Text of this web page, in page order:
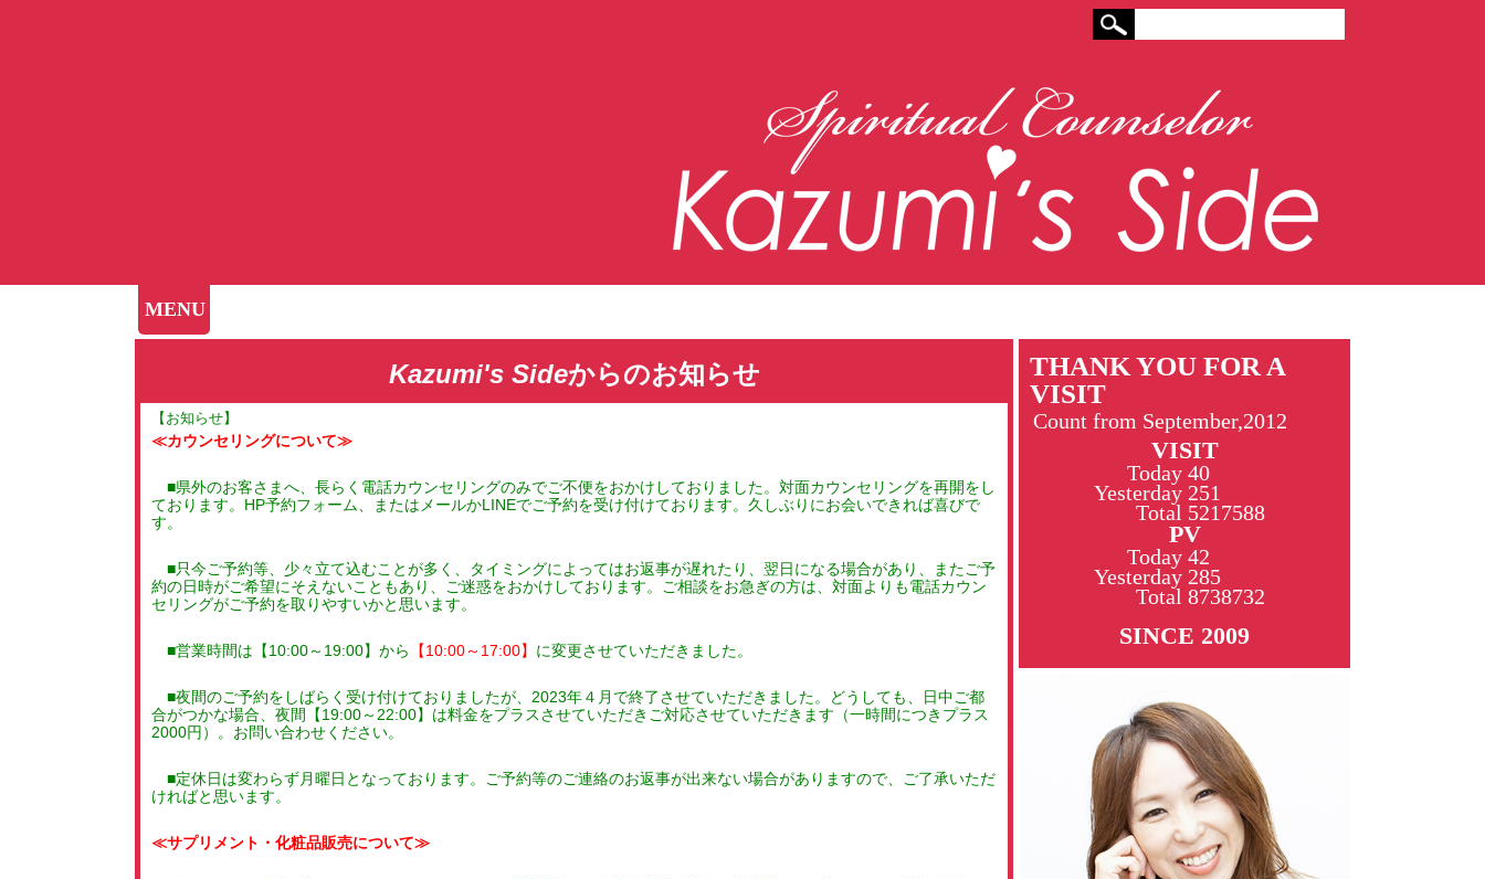
MENU
Kazumi's Sideからのお知らせ
【お知らせ】
≪カウンセリングについて≫
■県外のお客さまへ、長らく電話カウンセリングのみでご不便をおかけしておりました。対面カウンセリングを再開をし
ております。HP予約フォーム、またはメールかLINEでご予約を受け付けております。久しぶりにお会いできれば喜びで
す。
■只今ご予約等、少々立て込むことが多く、タイミングによってはお返事が遅れたり、翌日になる場合があり、またご予
約の日時がご希望にそえないこともあり、ご迷惑をおかけしております。ご相談をお急ぎの方は、対面よりも電話カウン
セリングがご予約を取りやすいかと思います。
■営業時間は【10:00～19:00】から 【10:00～17:00】 に変更させていただきました。
■夜間のご予約をしばらく受け付けておりましたが、2023年４月で終了させていただきました。どうしても、日中ご都
合がつかな場合、夜間【19:00～22:00】は料金をプラスさせていただきご対応させていただきます（一時間につきプラス
2000円）。お問い合わせください。
■定休日は変わらず月曜日となっております。ご予約等のご連絡のお返事が出来ない場合がありますので、ご了承いただ
ければと思います。
≪サプリメント・化粧品販売について≫
THANK YOU FOR A
VISIT
Count from September,2012
VISIT
Today
Yesterday
Total
40
251
5217588
PV
Today
Yesterday
Total
42
285
8738732
SINCE 2009